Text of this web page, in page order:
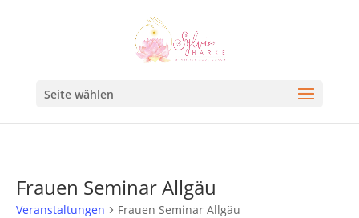
Seite wählen
Frauen Seminar Allgäu
Veranstaltungen Frauen Seminar Allgäu